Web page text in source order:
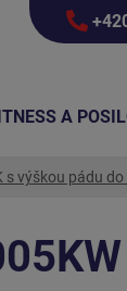
s výškou pádu do
A